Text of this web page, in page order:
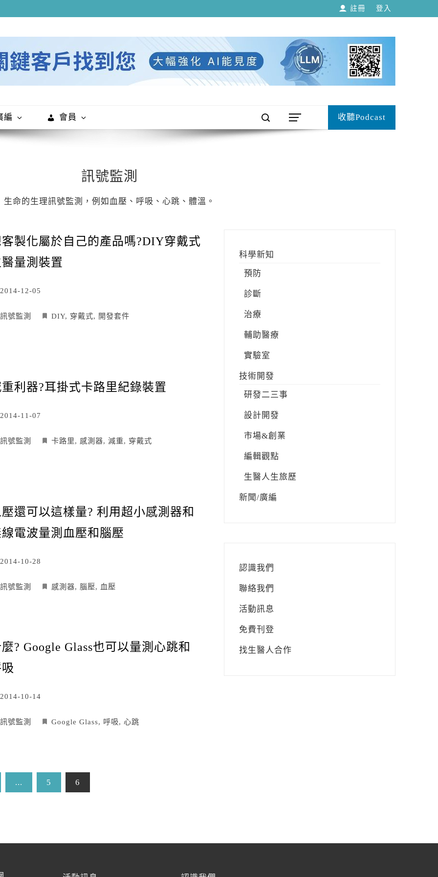
註冊 登入
編 會員 收聽Podcast
訊號監測
生命的生理訊號監測，例如血壓、呼吸、心跳、體溫。
製化屬於自己的產品嗎?DIY穿戴式
量測裝置
2014-12-05
訊號監測 DIY, 穿戴式, 開發套件
利器?耳掛式卡路里紀錄裝置
2014-11-07
訊號監測 卡路里, 感測器, 減重, 穿戴式
還可以這樣量? 利用超小感測器和
電波量測血壓和腦壓
2014-10-28
訊號監測 感測器, 腦壓, 血壓
? Google Glass也可以量測心跳和
2014-10-14
訊號監測 Google Glass, 呼吸, 心跳
... 5 6
科學新知
預防
診斷
治療
輔助醫療
實驗室
技術開發
研發二三事
設計開發
市場&創業
編輯觀點
生醫人生旅歷
新聞/廣編
認識我們
聯絡我們
活動訊息
免費刊登
找生醫人合作